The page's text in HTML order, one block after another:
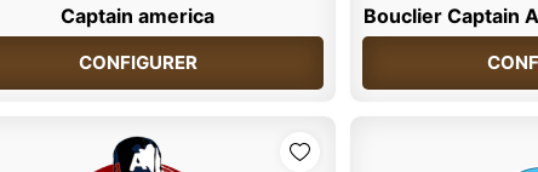
Captain america
CONFIGURER
Bouclier Captain